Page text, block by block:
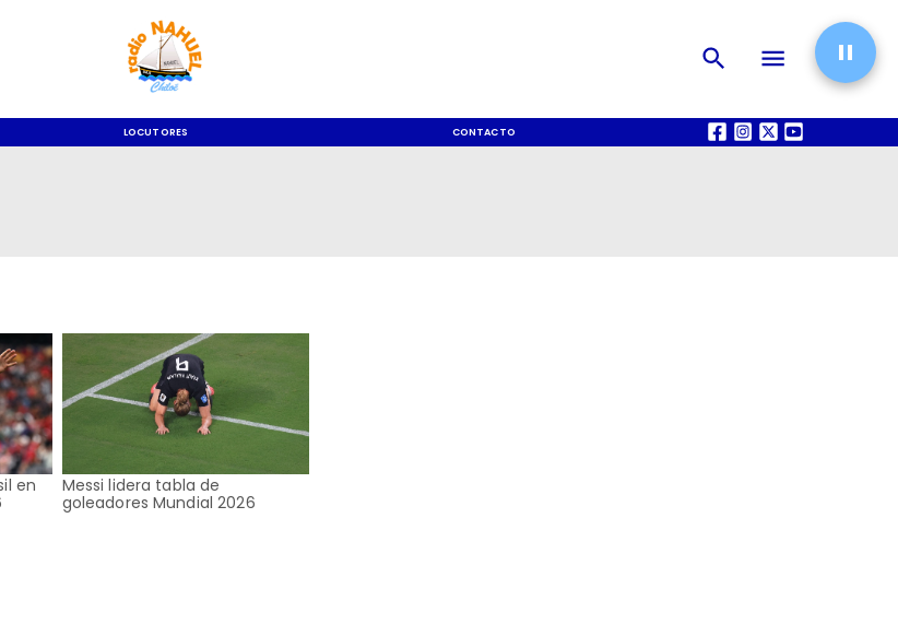
LOCUTORES CONTACTO QUIÉNES SOMOS
en
Messi lidera tabla de
goleadores Mundial 2026